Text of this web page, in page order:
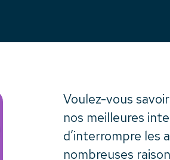
Voulez-vous
nos meilleures
d’interrompre les
nombreuses